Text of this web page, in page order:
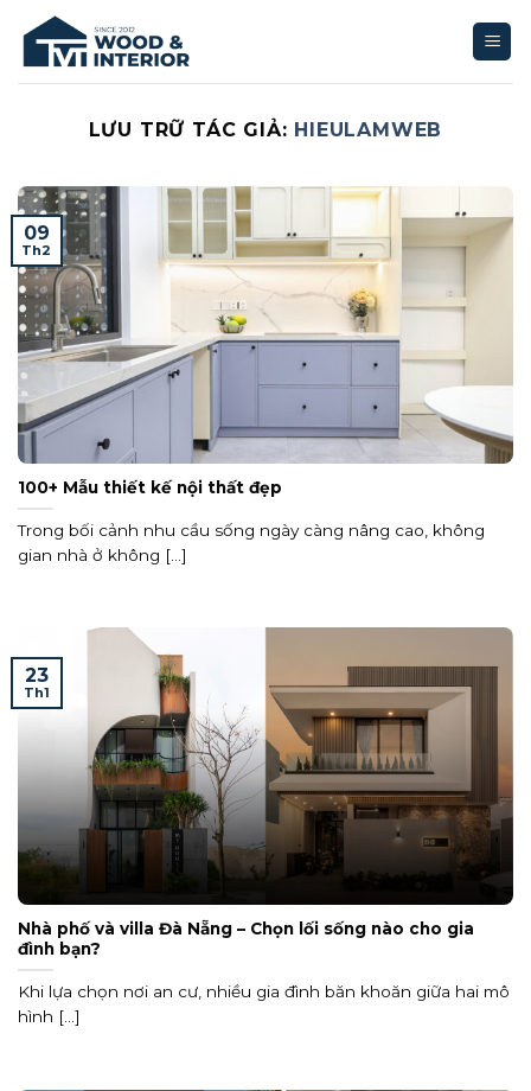
qua
nội
LƯU TRỮ TÁC GIẢ: HIEULAMWEB
100+ Mẫu thiết kế nội thất đẹp
Trong bối cảnh nhu cầu sống ngày càng nâng cao, không
gian nhà ở không [...]
09
Th2
Nhà phố và villa Đà Nẵng – Chọn lối sống nào cho gia
đình bạn?
Khi lựa chọn nơi an cư, nhiều gia đình băn khoăn giữa hai mô
hình [...]
23
Th1